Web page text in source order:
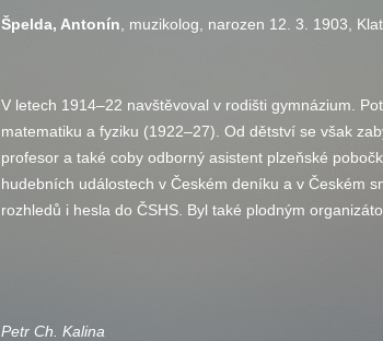
Špelda, Antonín , muzikolog, narozen 12. 3. 1903,
V letech 1914–22 navštěvoval v rodišti gymnázium.
matematiku a fyziku (1922–27). Od dětství se však
profesor a také coby odborný asistent plzeňské
hudebních událostech v Českém deníku a v Českém
rozhledů i hesla do ČSHS . Byl také plodným
Petr Ch. Kalina